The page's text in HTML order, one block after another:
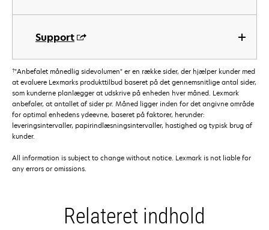
Support
†"Anbefalet månedlig sidevolumen" er en række sider, der hjælper kunder med
at evaluere Lexmarks produkttilbud baseret på det gennemsnitlige antal sider,
som kunderne planlægger at udskrive på enheden hver måned. Lexmark
anbefaler, at antallet af sider pr. Måned ligger inden for det angivne område
for optimal enhedens ydeevne, baseret på faktorer, herunder:
leveringsintervaller, papirindlæsningsintervaller, hastighed og typisk brug af
kunder.
All information is subject to change without notice. Lexmark is not liable for
any errors or omissions.
Relateret indhold